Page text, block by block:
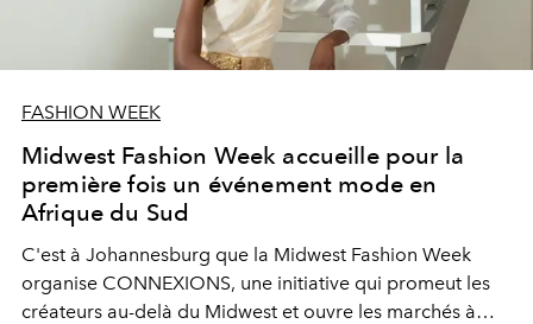
FASHION WEEK
Midwest Fashion Week accueille pour la
première fois un événement mode en
Afrique du Sud
C'est à Johannesburg que la Midwest Fashion Week
organise CONNEXIONS, une initiative qui promeut les
créateurs au-delà du Midwest et ouvre les marchés à